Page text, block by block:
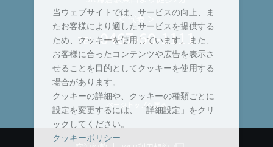
＜ 代表 ＞
TEL :0467-60-1111
ページトップへ戻る
当ウェブサイトでは、サービスの向上、ま
たお客様により適したサービスを提供する
ため、クッキーを使用しています。また、
お客様に合ったコンテンツや広告を表示さ
せることを目的としてクッキーを使用する
場合があります。
クッキーの詳細や、クッキーの種類ごとに
設定を変更するには、「詳細設定」をクリ
ックしてください。
クッキーポリシー